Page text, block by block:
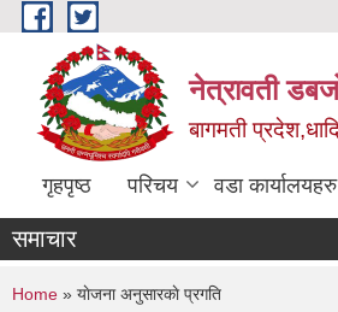
Skip to main content
नेत्रावती
बागमती
गृहपृष्ठ परिचय वडा कार्यालयहरु
समाचार
You are here
Home » याेजना अनुसारकाे प्रगति